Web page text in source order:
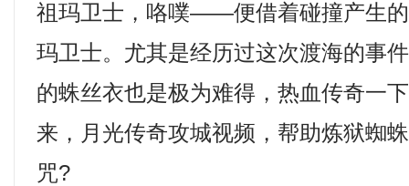
祖玛卫士，咯噗——便借着碰撞产生
玛卫士。尤其是经历过这次渡海的事
的蛛丝衣也是极为难得，热血传奇一
来，月光传奇攻城视频，帮助炼狱蜘
咒?